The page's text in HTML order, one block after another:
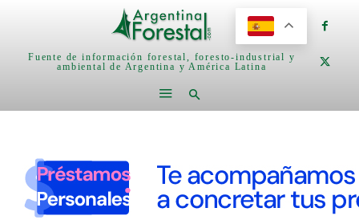
Fuente de información forestal, foresto-industrial y
ambiental de Argentina y América Latina